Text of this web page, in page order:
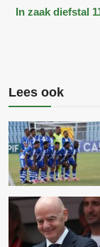
In zaak diefstal
Lees ook